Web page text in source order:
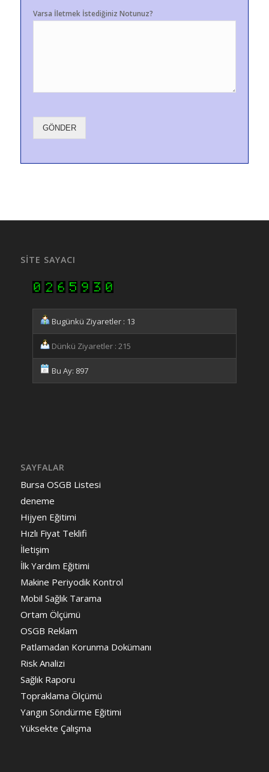
Varsa İletmek İstediğiniz Notunuz?
GÖNDER
SITE SAYACI
Bugünkü Ziyaretler : 13
Dünkü Ziyaretler : 215
Bu Ay: 897
SAYFALAR
Bursa OSGB Listesi
deneme
Hijyen Eğitimi
Hızlı Fiyat Teklifi
İletişim
İlk Yardım Eğitimi
Makine Periyodik Kontrol
Mobil Sağlık Tarama
Ortam Ölçümü
OSGB Reklam
Patlamadan Korunma Dokümanı
Risk Analizi
Sağlık Raporu
Topraklama Ölçümü
Yangın Söndürme Eğitimi
Yüksekte Çalışma